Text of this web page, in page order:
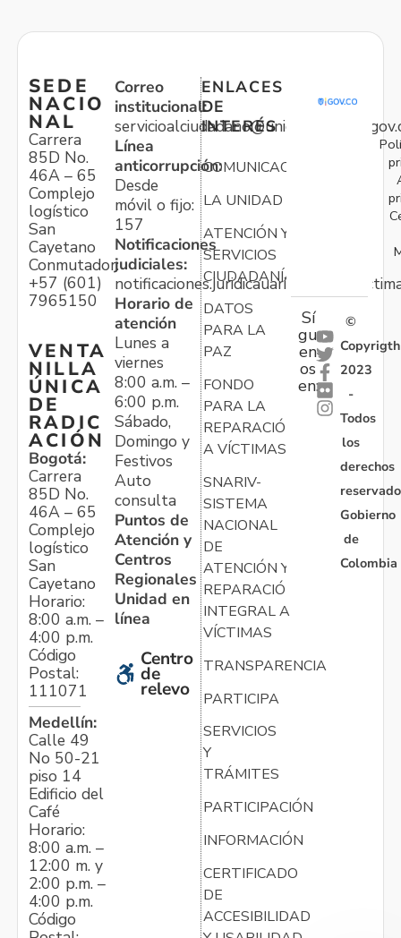
SEDE
NACIO
NAL
Carrera
85D No.
46A – 65
Complejo
logístico
San
Cayetano
Conmutador:
+57 (601)
7965150
VENTA
NILLA
ÚNICA
DE
RADIC
ACIÓN
Bogotá:
Carrera
85D No.
46A – 65
Complejo
logístico
San
Cayetano
Horario:
8:00 a.m. –
4:00 p.m.
Código
Postal:
111071
Medellín:
Calle 49
No 50-21
piso 14
Edificio del
Café
Horario:
8:00 a.m. –
12:00 m. y
2:00 p.m. –
4:00 p.m.
Código
Correo
institucional:
Línea
anticorrupción:
Desde
móvil o fijo:
157
Notificaciones
judiciales:
Horario de
atención
Lunes a
viernes
8:00 a.m. –
6:00 p.m.
Sábado,
Domingo y
Festivos
Auto
consulta
Puntos de
Atención y
Centros
Regionales
Unidad en
línea
Centro
de
relevo
ENLACES
DE
INTERÉS
COMUNICACIONES
LA UNIDAD
ATENCIÓN Y
SERVICIOS
CIUDADANÍA
DATOS
PARA LA
PAZ
FONDO
PARA LA
REPARACIÓN
A VÍCTIMAS
SNARIV-
SISTEMA
NACIONAL
DE
ATENCIÓN Y
REPARACIÓN
INTEGRAL A
VÍCTIMAS
TRANSPARENCIA
PARTICIPA
SERVICIOS
Y
TRÁMITES
PARTICIPACIÓN
INFORMACIÓN
CERTIFICADO
DE
ACCESIBILIDAD
Sí
gu
en
os
en:
©
Copyrigth
2023
-
Todos
los
derechos
Gobierno
de
Colombia